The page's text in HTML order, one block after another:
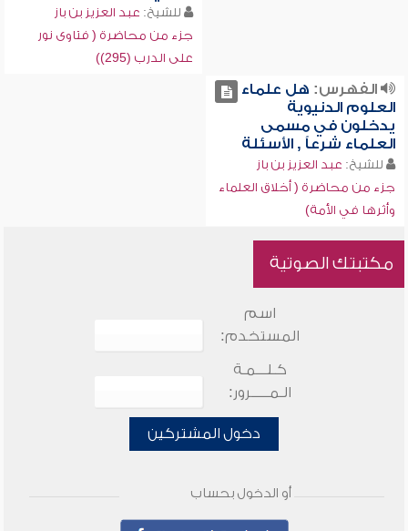
للشيخ: عبد العزيز بن باز
جزء من محاضرة ( فتاوى نور
على الدرب (295))
الفهرس: هل علماء
العلوم الدنيوية
يدخلون في مسمى
العلماء شرعاً , الأسئلة
للشيخ: عبد العزيز بن باز
جزء من محاضرة ( أخلاق العلماء
وأثرها في الأمة)
مكتبتك الصوتية
اسم
المستخدم:
كـلـــمـة
الـمـــــرور:
دخول المشتركين
أو الدخول بحساب